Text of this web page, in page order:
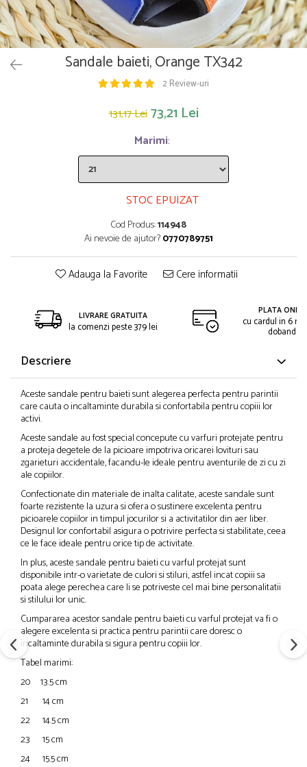
Papusi si accesorii
Trotinete
Trenulete si masinute
Unelte si bancuri de lucru
Sandale baieti, Orange TX342
2 Review-uri
131,17 Lei 73,21 Lei
Marimi:
STOC EPUIZAT
Cod Produs:114948
Ai nevoie de ajutor?0770789751
Adauga la Favorite Cere informatii
LIVRARE GRATUITA
la comenzi peste 379 lei
PLATA
cu cardul in 6
dobanda
Descriere
Aceste sandale pentru baieti sunt alegerea perfecta pentru parintii
care cauta o incaltaminte durabila si confortabila pentru copiii lor
activi.
Aceste sandale au fost special concepute cu varfuri protejate pentru
a proteja degetele de la picioare impotriva oricarei lovituri sau
zgarieturi accidentale, facandu-le ideale pentru aventurile de zi cu zi
ale copiilor.
Confectionate din materiale de inalta calitate, aceste sandale sunt
foarte rezistente la uzura si ofera o sustinere excelenta pentru
picioarele copiilor in timpul jocurilor si a activitatilor din aer liber.
Designul lor confortabil asigura o potrivire perfecta si stabilitate, ceea
ce le face ideale pentru orice tip de activitate.
In plus, aceste sandale pentru baieti cu varful protejat sunt
disponibile intr-o varietate de culori si stiluri, astfel incat copiii sa
poata alege perechea care li se potriveste cel mai bine personalitatii
si stilului lor unic.
Cumpararea acestor sandale pentru baieti cu varful protejat va fi o
alegere excelenta si practica pentru parintii care doresc o
incaltaminte durabila si sigura pentru copiii lor.
Tabel marimi:
20 13.5 cm
21 14 cm
22 14.5 cm
23 15 cm
24 15.5 cm